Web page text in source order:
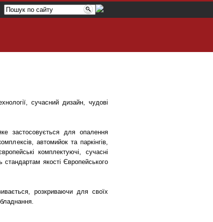
сучасний дизайн, чудові
застосовується для опалення
автомийок та паркінгів,
комплектуючі, сучасні
стандартам якості Європейського
розкриваючи для своїх